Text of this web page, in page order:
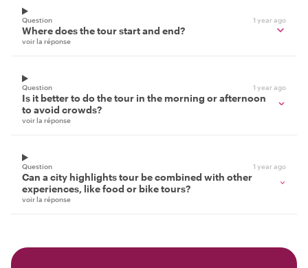
Question 1 year ago
Where does the tour start and end?
voir la réponse
Question 1 year ago
Is it better to do the tour in the morning or afternoon
to avoid crowds?
voir la réponse
Question 1 year ago
Can a city highlights tour be combined with other
experiences, like food or bike tours?
voir la réponse